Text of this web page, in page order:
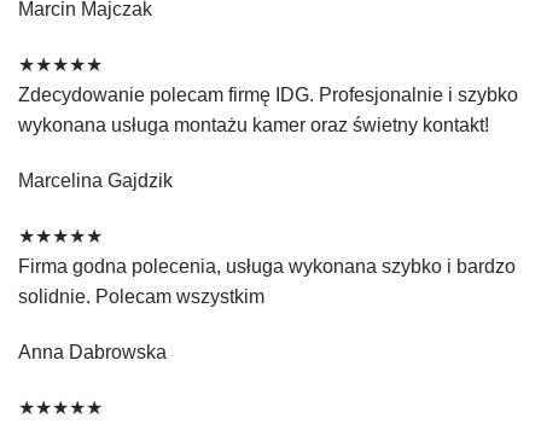
Marcin Majczak
★★★★★
Zdecydowanie polecam firmę IDG. Profesjonalnie i szybko
wykonana usługa montażu kamer oraz świetny kontakt!
Marcelina Gajdzik
★★★★★
Firma godna polecenia, usługa wykonana szybko i bardzo
solidnie. Polecam wszystkim
Anna Dabrowska
★★★★★